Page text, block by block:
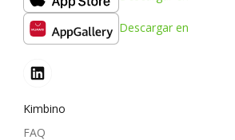
Descargar en
Kimbino
FAQ